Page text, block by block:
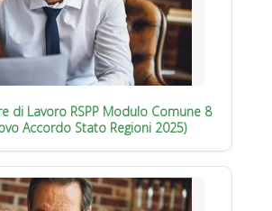
di Lavoro RSPP Modulo Comune 8
Accordo Stato Regioni 2025)